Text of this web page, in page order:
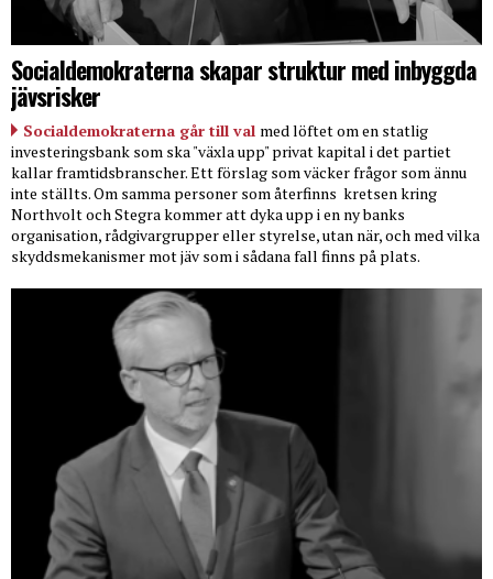
Socialdemokraterna skapar struktur med inbyggda
jävsrisker
Socialdemokraterna går till val med löftet om en statlig
investeringsbank som ska "växla upp" privat kapital i det partiet
kallar framtidsbranscher. Ett förslag som väcker frågor som ännu
inte ställts. Om samma personer som återfinns kretsen kring
Northvolt och Stegra kommer att dyka upp i en ny banks
organisation, rådgivargrupper eller styrelse, utan när, och med vilka
skyddsmekanismer mot jäv som i sådana fall finns på plats.